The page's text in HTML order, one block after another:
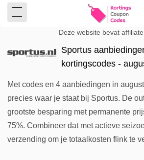
Deze website bevat
Sportus
kortingscodes -
Met codes en 4 aanbiedingen in
precies waar je staat bij Sportus. De
grootste besparing met permanente
75%. Combineer dat met actieve
verzending om je totaalkosten flink te